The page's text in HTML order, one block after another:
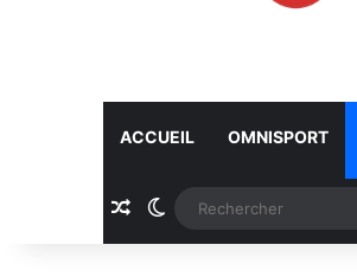
ACCUEIL OMNISPORT
Article Aléatoire
Switch skin